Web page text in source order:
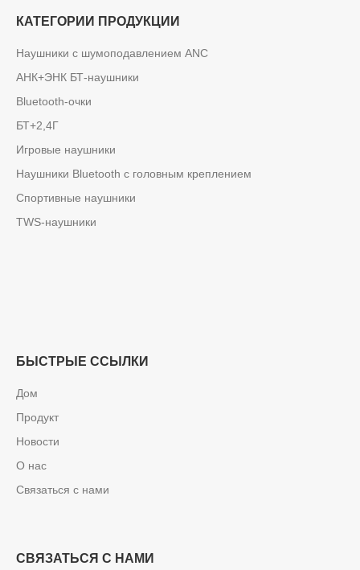
КАТЕГОРИИ ПРОДУКЦИИ
Наушники с шумоподавлением ANC
АНК+ЭНК БТ-наушники
Bluetooth-очки
БТ+2,4Г
Игровые наушники
Наушники Bluetooth с головным креплением
Спортивные наушники
TWS-наушники
БЫСТРЫЕ ССЫЛКИ
Дом
Продукт
Новости
О нас
Связаться с нами
СВЯЗАТЬСЯ С НАМИ